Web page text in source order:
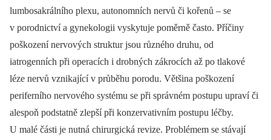
lumbosakrálního plexu, autonomních nervů či kořenů –⁠ se
v porodnictví a gynekologii vyskytuje poměrně často. Příčiny
poškození nervových struktur jsou různého druhu, od
iatrogenních při operacích i drobných zákrocích až po tlakové
léze nervů vznikající v průběhu porodu. Většina poškození
periferního nervového systému se při správném postupu upraví či
alespoň podstatně zlepší při konzervativním postupu léčby.
U malé části je nutná chirurgická revize. Problémem se stávají